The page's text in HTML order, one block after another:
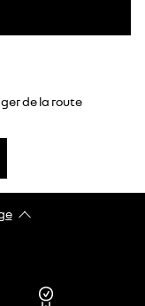
de la route